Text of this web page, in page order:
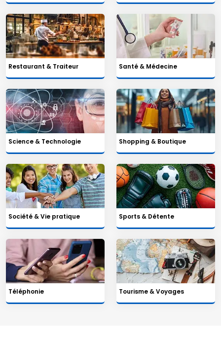
Restaurant & Traiteur Santé & Médecine
Science & Technologie Shopping & Boutique
Société & Vie pratique Sports & Détente
Téléphonie Tourisme & Voyages